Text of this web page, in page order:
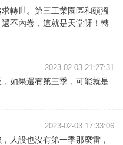
轉世。第三工業園區和頭溫
不內卷，這就是天堂呀！轉
2023-02-03 21:27:31
如果還有第三季，可能就是
2023-02-03 17:33:06
人設也沒有第一季那麼雷，